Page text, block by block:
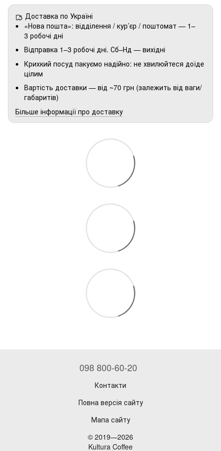
Доставка по Україні
«Нова пошта»: відділення / кур’єр / поштомат — 1–
3 робочі дні
Відправка 1–3 робочі дні. Сб–Нд — вихідні
Крихкий посуд пакуємо надійно: не хвилюйтеся доїде
цілим
Вартість доставки — від ~70 грн (залежить від ваги/
габаритів)
Більше інформації про доставку
098 800-60-20
Контакти
Повна версія сайту
Мапа сайту
© 2019—2026
Kultura Coffee